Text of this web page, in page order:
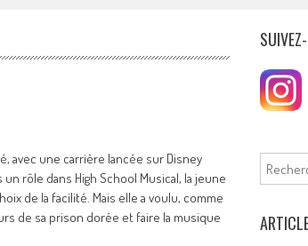
avec une carrière lancée sur Disney
un rôle dans High School Musical, la jeune
de la facilité. Mais elle a voulu, comme
de sa prison dorée et faire la musique